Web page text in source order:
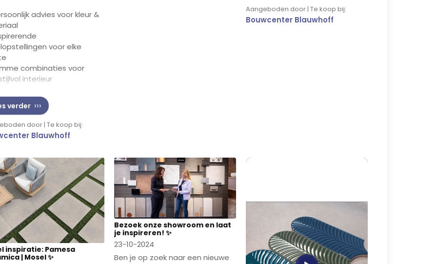
advies voor kleur &
voor elke
combinaties voor
interieur
experts helpen je
de juiste kleuren te
zodat jouw
écht tot leven
een frisse
geven —professioneel,
en altijd op maat.
verder
door | Te koop bij:
Blauwhoff
Aangeboden door | Te koop bij:
Bouwcenter Blauwhoff
inspiratie: Pamesa
| Mosel ✨
Bezoek onze showroom en laat
je inspireren! ✨
23-10-2024
Ben je op zoek naar een nieuwe